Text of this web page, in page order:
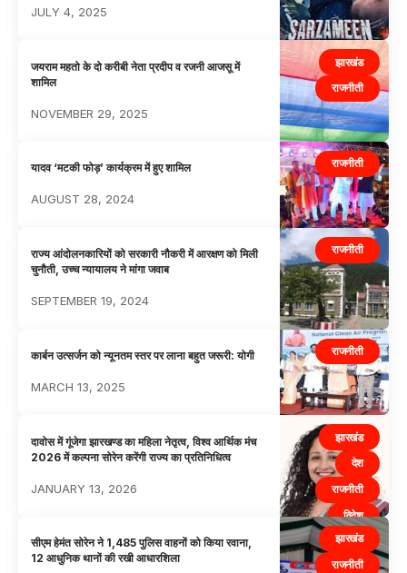
JULY 4, 2025
झारखंड
राजनीती
जयराम महतो के दो करीबी नेता प्रदीप व रजनी आजसू में
शामिल
NOVEMBER 29, 2025
राजनीती
यादव ‘मटकी फोड़’ कार्यक्रम में हुए शामिल
AUGUST 28, 2024
राजनीती
राज्य आंदोलनकारियों को सरकारी नौकरी में आरक्षण को मिली
चुनौती, उच्च न्यायालय ने मांगा जवाब
SEPTEMBER 19, 2024
राजनीती
कार्बन उत्सर्जन को न्यूनतम स्तर पर लाना बहुत जरूरी: योगी
MARCH 13, 2025
झारखंड
देश
राजनीती
विदेश
दावोस में गूंजेगा झारखण्ड का महिला नेतृत्व, विश्व आर्थिक मंच
2026 में कल्पना सोरेन करेंगी राज्य का प्रतिनिधित्व
JANUARY 13, 2026
झारखंड
राजनीती
सीएम हेमंत सोरेन ने 1,485 पुलिस वाहनों को किया रवाना,
12 आधुनिक थानों की रखी आधारशिला